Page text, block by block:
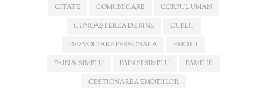
CITATE
COMUNICARE
CORPUL UMAN
CUNOAȘTEREA DE SINE
CUPLU
DEZVOLTARE PERSONALA
EMOTII
FAIN & SIMPLU
FAIN SI SIMPLU
FAMILIE
GESTIONAREA EMOTIILOR